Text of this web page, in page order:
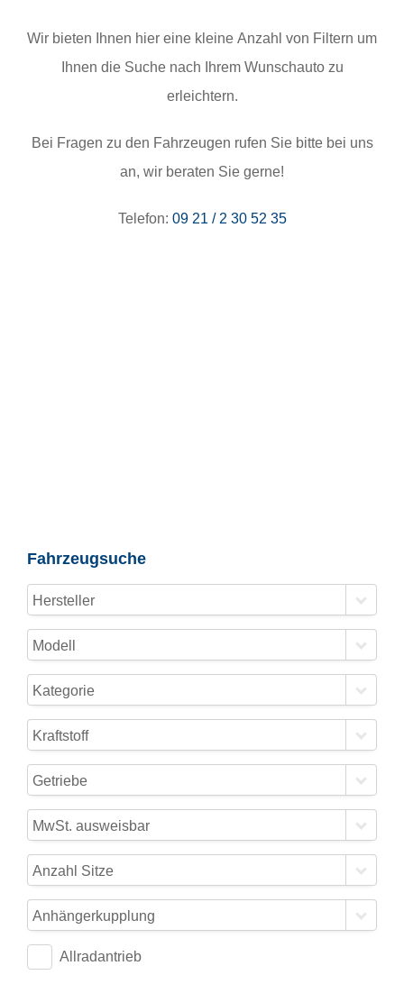
Wir bieten Ihnen hier eine kleine Anzahl von Filtern um
Ihnen die Suche nach Ihrem Wunschauto zu
erleichtern.
Bei Fragen zu den Fahrzeugen rufen Sie bitte bei uns
an, wir beraten Sie gerne!
Telefon: 09 21 / 2 30 52 35
Fahrzeugsuche
Hersteller
Modell
Kategorie
Kraftstoff
Getriebe
MwSt. ausweisbar
Anzahl Sitze
Anhängerkupplung
Allradantrieb